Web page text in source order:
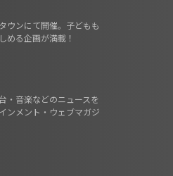
ウンにて開催。子どもも
める企画が満載！
・音楽などのニュースを
ンメント・ウェブマガジ